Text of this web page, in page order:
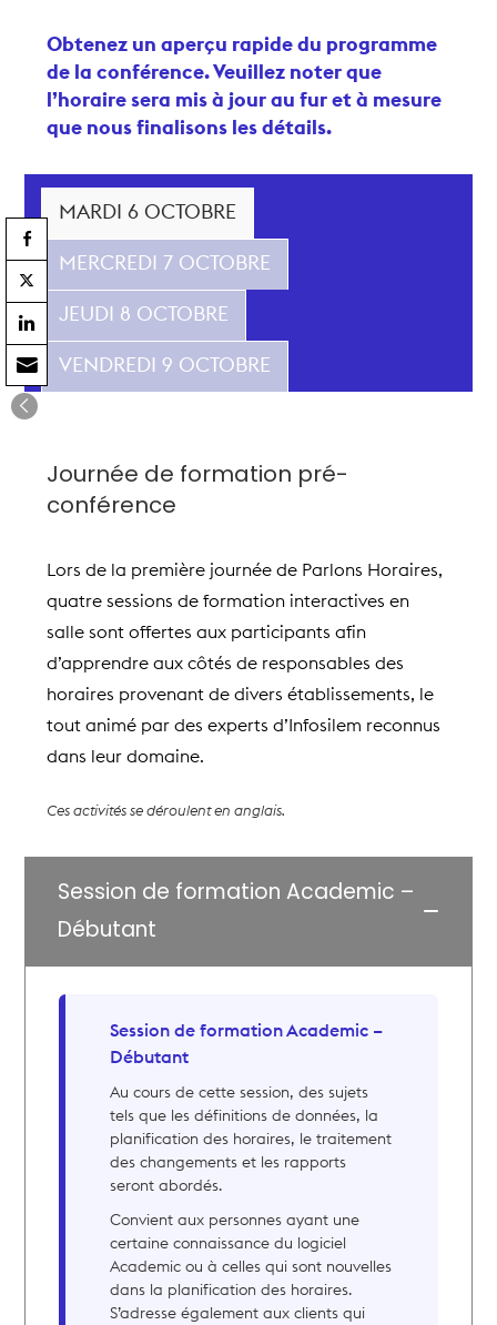
Obtenez un aperçu rapide du programme
de la conférence. Veuillez noter que
l’horaire sera mis à jour au fur et à mesure
que nous finalisons les détails.
MARDI 6 OCTOBRE
MERCREDI 7 OCTOBRE
JEUDI 8 OCTOBRE
VENDREDI 9 OCTOBRE
Journée de formation pré-
conférence
Lors de la première journée de Parlons Horaires,
quatre sessions de formation interactives en
salle sont offertes aux participants afin
d’apprendre aux côtés de responsables des
horaires provenant de divers établissements, le
tout animé par des experts d’Infosilem reconnus
dans leur domaine.
Ces activités se déroulent en anglais.
Session de formation Academic –
Débutant
Session de formation Academic –
Débutant
Au cours de cette session, des sujets
tels que les définitions de données, la
planification des horaires, le traitement
des changements et les rapports
seront abordés.
Convient aux personnes ayant une
certaine connaissance du logiciel
Academic ou à celles qui sont nouvelles
dans la planification des horaires.
S’adresse également aux clients qui